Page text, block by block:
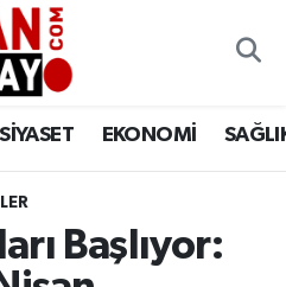
SİYASET EKONOMİ
Başlıyor: